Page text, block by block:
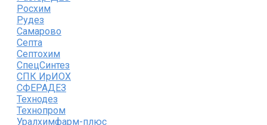
Росхим
Рудез
Самарово
Септа
Септохим
СпецСинтез
СПК ИрИОХ
СФЕРАДЕЗ
Технодез
Технопром
Уралхимфарм-плюс